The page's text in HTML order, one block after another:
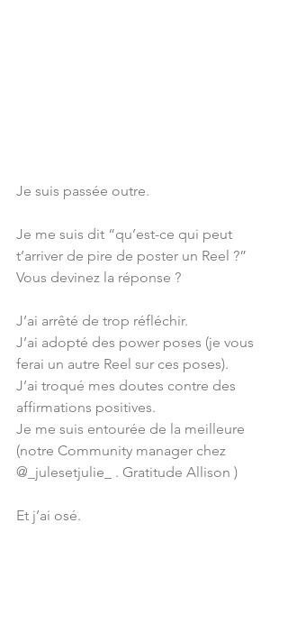
Je suis passée outre.
Je me suis dit “qu’est-ce qui peut
t’arriver de pire de poster un Reel ?”
Vous devinez la réponse ?
J’ai arrêté de trop réfléchir.
J’ai adopté des power poses (je vous
ferai un autre Reel sur ces poses).
J’ai troqué mes doutes contre des
affirmations positives.
Je me suis entourée de la meilleure
(notre Community manager chez
@_julesetjulie_ . Gratitude Allison )
Et j’ai osé.